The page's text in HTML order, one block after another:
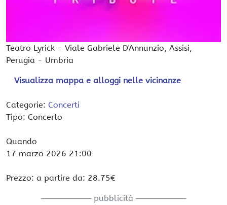
Teatro Lyrick - Viale Gabriele D'Annunzio, Assisi,
Perugia - Umbria
Visualizza mappa e alloggi nelle vicinanze
Categorie: Concerti
Tipo: Concerto
Quando
17 marzo 2026 21:00
Prezzo: a partire da: 28.75€
───────── pubblicità ─────────